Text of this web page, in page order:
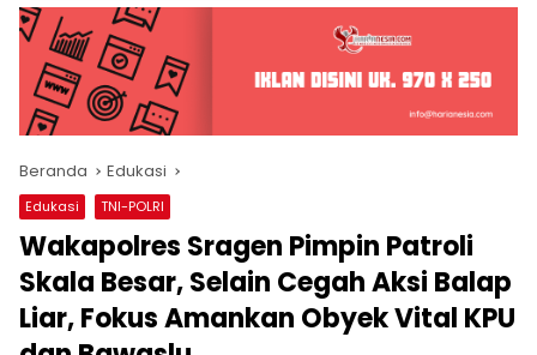
Beranda Edukasi
Edukasi TNI-POLRI
Wakapolres Sragen Pimpin Patroli
Skala Besar, Selain Cegah Aksi Balap
Liar, Fokus Amankan Obyek Vital KPU